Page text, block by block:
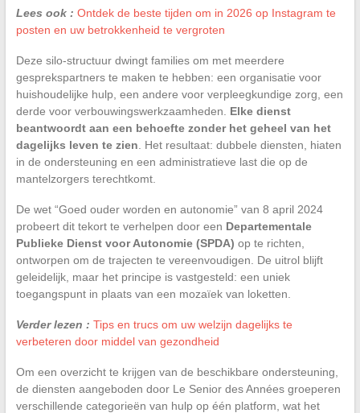
Lees ook : Ontdek de beste tijden om in 2026 op Instagram te
posten en uw betrokkenheid te vergroten
Deze silo-structuur dwingt families om met meerdere
gesprekspartners te maken te hebben: een organisatie voor
huishoudelijke hulp, een andere voor verpleegkundige zorg, een
derde voor verbouwingswerkzaamheden. Elke dienst
beantwoordt aan een behoefte zonder het geheel van het
dagelijks leven te zien . Het resultaat: dubbele diensten, hiaten
in de ondersteuning en een administratieve last die op de
mantelzorgers terechtkomt.
De wet “Goed ouder worden en autonomie” van 8 april 2024
probeert dit tekort te verhelpen door een Departementale
Publieke Dienst voor Autonomie (SPDA) op te richten,
ontworpen om de trajecten te vereenvoudigen. De uitrol blijft
geleidelijk, maar het principe is vastgesteld: een uniek
toegangspunt in plaats van een mozaïek van loketten.
Verder lezen : Tips en trucs om uw welzijn dagelijks te
verbeteren door middel van gezondheid
Om een overzicht te krijgen van de beschikbare ondersteuning,
de diensten aangeboden door Le Senior des Années groeperen
verschillende categorieën van hulp op één platform, wat het